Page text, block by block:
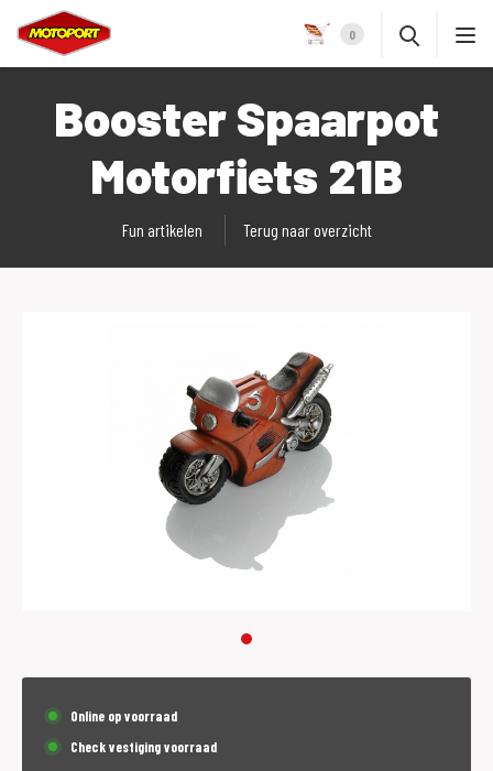
0
Booster Spaarpot
Motorfiets 21B
Fun artikelen Terug naar overzicht
Online op voorraad
Check vestiging voorraad